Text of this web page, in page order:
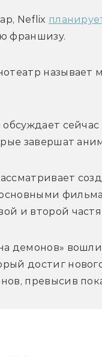
Neflix
франшизу.
обсуждает
завершат
и второй
демонов»
достиг
превысив